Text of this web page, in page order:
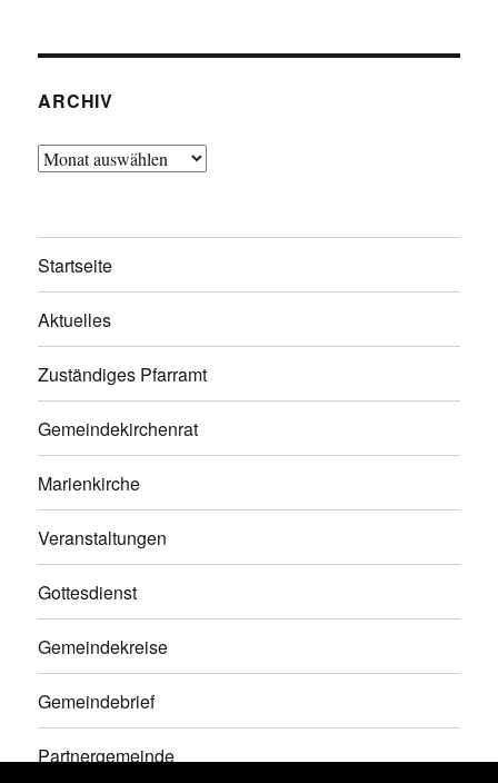
ARCHIV
Archiv
Startseite
Aktuelles
Zuständiges Pfarramt
Gemeindekirchenrat
Marienkirche
Veranstaltungen
Gottesdienst
Gemeindekreise
Gemeindebrief
Partnergemeinde